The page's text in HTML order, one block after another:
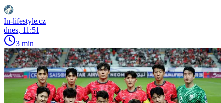
In-lifestyle.cz
dnes, 11:51
3 min